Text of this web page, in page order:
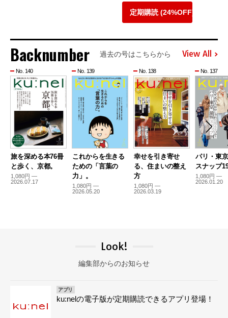
定期購読 (24%OFF)
Backnumber 過去の号はこちらから View All
No. 140
旅を深める本76冊
と歩く、京都。
1,080円 —
2026.07.17
No. 139
これからを生きる
ための「言葉の
力」。
1,080円 —
2026.05.20
No. 138
幸せを引き寄せ
る、住まいの整え
方
1,080円 —
2026.03.19
No. 137
パリ・東
スナップ
1,080円 —
2026.01.20
Look!
編集部からのお知らせ
アプリ
ku:nelの電子版が定期購読できるアプリ登場！